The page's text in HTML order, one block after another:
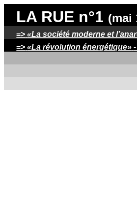
LA RUE n°1 (mai
=> «La société moderne et
=> «Larévolution énergétique»